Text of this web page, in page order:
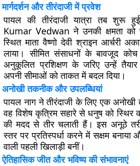
मार्गदर्शन और तीरंदाजी में प्रवेश
पायल की तीरंदाजी यात्रा तब शुरू
Kumar Vedwan ने उनकी क्षमता को
स्थित माता वैष्णो देवी श्राइन आर्चरी
लाया। सीमित संसाधनों के बावजूद
अनुकूलित प्रशिक्षण के जरिए उन्हें
अपनी सीमाओं को ताकत में बदल दिया।
अनोखी तकनीक और उपलब्धियां
पायल नाग ने तीरंदाजी के लिए एक
वह विशेष कृत्रिम सहारे से धनुष को
की मदद से तीर चलाती हैं। इस अनूठे
स्तर पर प्रतिस्पर्धा करने में सक्षम
वाली पहली खिलाड़ी बनीं।
ऐतिहासिक जीत और भविष्य की संभावनाएं